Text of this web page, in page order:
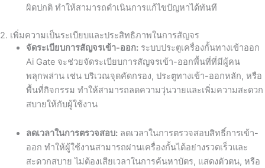
ผิดปกติ ทำให้สามารถดำเนินการแก้ไขปัญหาได้ทันที
2. เพิ่มความเป็นระเบียบและประสิทธิภาพในการสัญจร
จัดระเบียบการสัญจรเข้า-ออก:ระบบประตูเครื่องกั้นทางเข้าออก
Ai Gate จะช่วยจัดระเบียบการสัญจรเข้า-ออกพื้นที่ที่มีผู้คน
พลุกพล่าน เช่น บริเวณจุดคัดกรอง, ประตูทางเข้า-ออกหลัก, หรือ
พื้นที่กิจกรรม ทำให้สามารถลดความวุ่นวายและเพิ่มความสะดวก
สบายให้กับผู้ใช้งาน
ลดเวลาในการตรวจสอบ:ลดเวลาในการตรวจสอบสิทธิ์การเข้า-
ออก ทำให้ผู้ใช้งานสามารถผ่านเครื่องกั้นได้อย่างรวดเร็วและ
สะดวกสบาย ไม่ต้องเสียเวลาในการค้นหาบัตร, แสดงตัวตน, หรือ